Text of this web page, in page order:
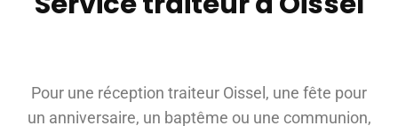
Pour une réception traiteur Oissel, une fête pour
un anniversaire, un baptême ou une communion,